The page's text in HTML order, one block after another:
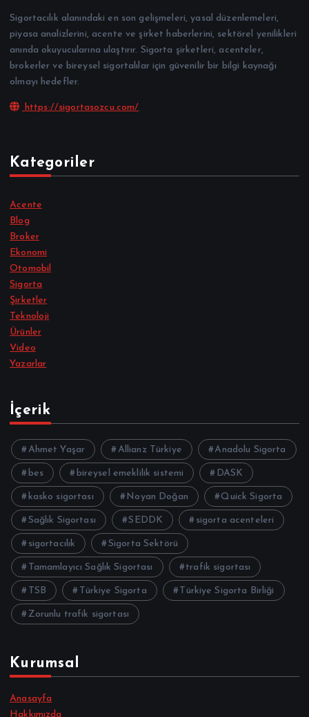
Sigortacılık alanındaki en son gelişmeleri, yasal düzenlemeleri,
piyasa analizlerini, acente ve şirket haberlerini, sektörel yenilikleri
anında okuyucularına ulaştırır. Sigorta şirketleri, acenteler,
brokerler ve bireysel sigortalılar için güvenilir bir bilgi kaynağı
olmayı hedefler.
https://sigortasozcu.com/
Kategoriler
Acente
Blog
Broker
Ekonomi
Otomobil
Sigorta
Şirketler
Teknoloji
Ürünler
Video
Yazarlar
İçerik
Ahmet Yaşar Allianz Türkiye Anadolu Sigorta
bes bireysel emeklilik sistemi DASK
kasko sigortası Noyan Doğan Quick Sigorta
Sağlık Sigortası SEDDK sigorta acenteleri
sigortacılık Sigorta Sektörü
Tamamlayıcı Sağlık Sigortası trafik sigortası
TSB Türkiye Sigorta Türkiye Sigorta Birliği
Zorunlu trafik sigortası
Kurumsal
Anasayfa
Hakkımızda